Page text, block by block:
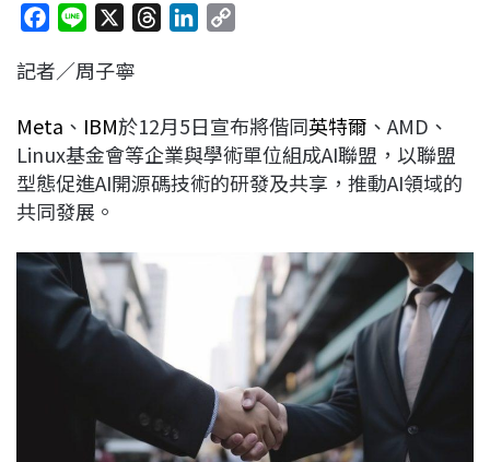
c
b
o
o
k
n
a
d
s
e
d
I
L
i
n
記者／周子寧
Meta 、 IBM於12月5日宣布將偕同英特爾 、AMD、
Linux基金會等企業與學術單位組成AI聯盟，以聯盟
型態促進AI開源碼技術的研發及共享，推動AI領域的
共同發展。